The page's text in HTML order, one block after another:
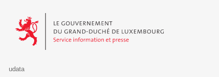
Le Gouvernement du Grand-Duché de Luxembourg - Service
udata